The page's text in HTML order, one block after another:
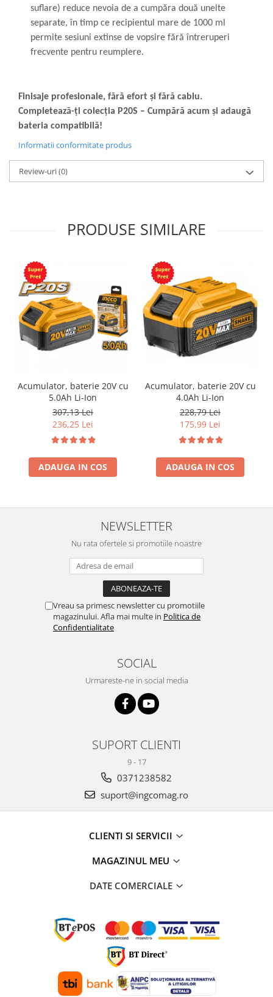
suflare) reduce nevoia de a cumpăra două unelte
separate, în timp ce recipientul mare de 1000 ml
permite sesiuni extinse de vopsire fără întreruperi
frecvente pentru reumplere.
Finisaje profesionale, fără efort și fără cablu.
Completează-ți colecția P20S – Cumpără acum și adaugă
bateria compatibilă!
Informatii conformitate produs
Review-uri(0)
PRODUSE SIMILARE
Acumulator, baterie 20V cu
5.0Ah Li-Ion
307,13 Lei
236,25 Lei
ADAUGA IN COS
Acumulator, baterie 20V cu
4.0Ah Li-Ion
228,79 Lei
175,99 Lei
ADAUGA IN COS
NEWSLETTER
Nu rata ofertele si promotiile noastre
Vreau sa primesc newsletter cu promotiile
magazinului. Afla mai multe in Politica de
Confidentialitate
SOCIAL
Urmareste-ne in social media
SUPORT CLIENTI
9 - 17
0371238582
suport@ingcomag.ro
CLIENTI SI SERVICII
MAGAZINUL MEU
DATE COMERCIALE